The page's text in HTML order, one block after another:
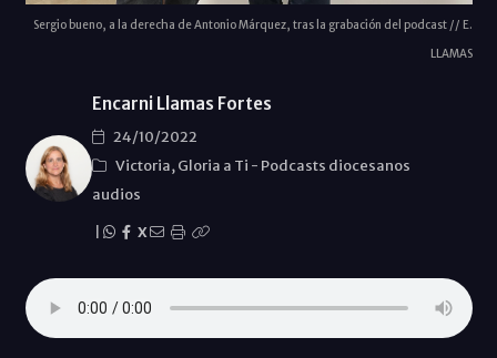
Sergio bueno, a la derecha de Antonio Márquez, tras la grabación del podcast // E.
LLAMAS
Encarni Llamas Fortes
24/10/2022
Victoria, Gloria a Ti - Podcasts diocesanos
audios
X